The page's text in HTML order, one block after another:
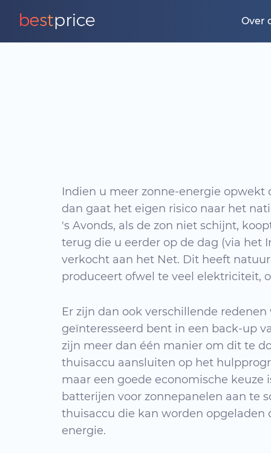
Over
Indien u meer zonne-energie opwekt
dan gaat het eigen risico naar het
's Avonds, als de zon niet schijnt,
terug die u eerder op de dag (via het
verkocht aan het Net. Dit heeft
produceert ofwel te veel elektriciteit,
Er zijn dan ook verschillende
geïnteresseerd bent in een back-up
zijn meer dan één manier om dit te
thuisaccu aansluiten op het
maar een goede economische keuze
batterijen voor zonnepanelen aan te
thuisaccu die kan worden opgeladen
energie.